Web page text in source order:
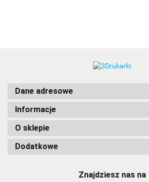
Dane adresowe
Informacje
O sklepie
Dodatkowe
Znajdziesz nas na